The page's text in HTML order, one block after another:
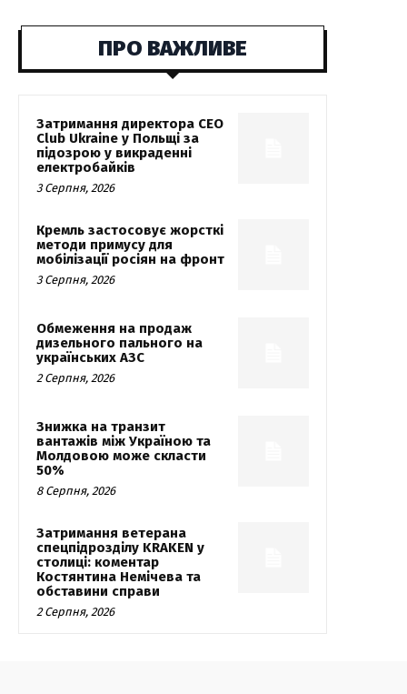
ПРО ВАЖЛИВЕ
Затримання директора CEO
Club Ukraine у Польщі за
підозрою у викраденні
електробайків
3 Серпня, 2026
Кремль застосовує жорсткі
методи примусу для
мобілізації росіян на фронт
3 Серпня, 2026
Обмеження на продаж
дизельного пального на
українських АЗС
2 Серпня, 2026
Знижка на транзит
вантажів між Україною та
Молдовою може скласти
50%
8 Серпня, 2026
Затримання ветерана
спецпідрозділу KRAKEN у
столиці: коментар
Костянтина Немічева та
обставини справи
2 Серпня, 2026